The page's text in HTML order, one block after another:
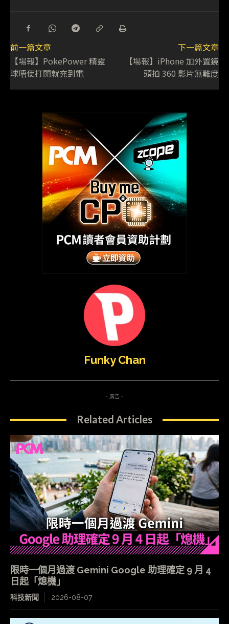
前一篇文章
【場報】PokePower 精靈
球唔使打開就充到電
下一篇文章
【場報】iPhone 加外置鏡
頭拍 360 影片無難度
Funky Chan
- 廣告 -
Related Articles
限時一個月過渡 Gemini Google 助理確定 9 月 4
日起「熄機」
科技新聞 2026-08-07